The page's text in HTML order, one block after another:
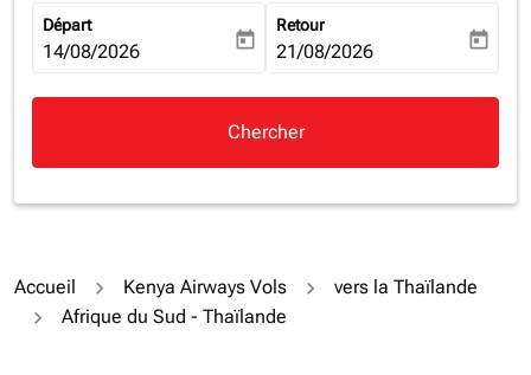
Départ
fc-booking-departure-date-aria-label
14/08/2026 today
Retour
fc-booking-return-date-aria-
21/08/2026 today
Chercher
Accueil Kenya Airways Vols
vers la Thaïlande
Afrique du Sud - Thaïlande